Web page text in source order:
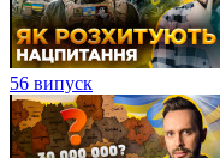
56 випуск